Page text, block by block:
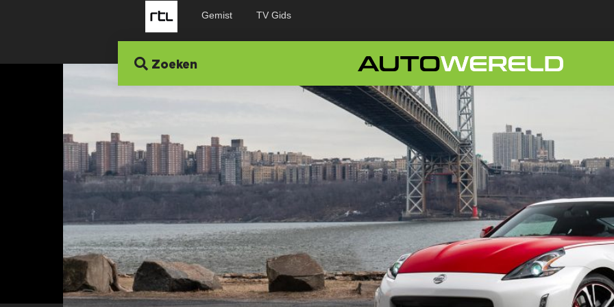
Gemist TV Gids
Zoeken